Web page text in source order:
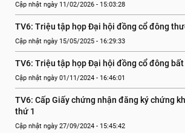
Cập nhật ngày 11/02/2026 - 15:03:28
TV6: Triệu tập họp Đại hội đồng cổ đông
Cập nhật ngày 15/05/2025 - 16:29:33
TV6: Triệu tập họp Đại hội đồng cổ đông
Cập nhật ngày 01/11/2024 - 16:46:01
TV6: Cấp Giấy chứng nhận đăng ký chứng
thứ 1
Cập nhật ngày 27/09/2024 - 15:45:42